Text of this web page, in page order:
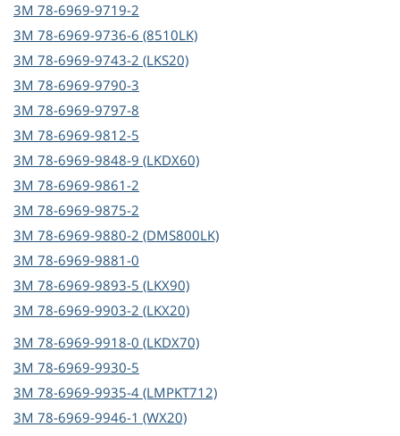
3M 78-6969-9719-2
3M 78-6969-9736-6 (8510LK)
3M 78-6969-9743-2 (LKS20)
3M 78-6969-9790-3
3M 78-6969-9797-8
3M 78-6969-9812-5
3M 78-6969-9848-9 (LKDX60)
3M 78-6969-9861-2
3M 78-6969-9875-2
3M 78-6969-9880-2 (DMS800LK)
3M 78-6969-9881-0
3M 78-6969-9893-5 (LKX90)
3M 78-6969-9903-2 (LKX20)
3M 78-6969-9918-0 (LKDX70)
3M 78-6969-9930-5
3M 78-6969-9935-4 (LMPKT712)
3M 78-6969-9946-1 (WX20)